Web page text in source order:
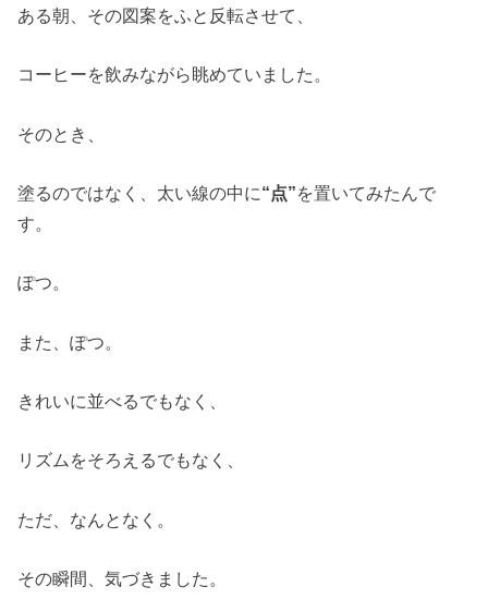
ある朝、その図案をふと反転させて、
コーヒーを飲みながら眺めていました。
そのとき、
塗るのではなく、太い線の中に“点”を置いてみたんで
す。
ぽつ。
また、ぽつ。
きれいに並べるでもなく、
リズムをそろえるでもなく、
ただ、なんとなく。
その瞬間、気づきました。